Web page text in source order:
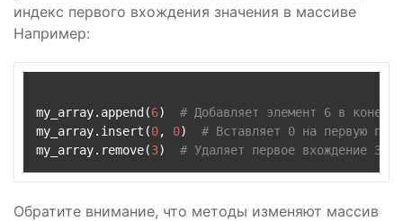
индекс первого вхождения значения в массиве
Например:
my_array.append(6) # Добавляет элемент 6 в конец
my_array.insert(0, 0) # Вставляет 0 на первую
my_array.remove(3) # Удаляет первое вхождение 3
Обратите внимание, что методы изменяют массив